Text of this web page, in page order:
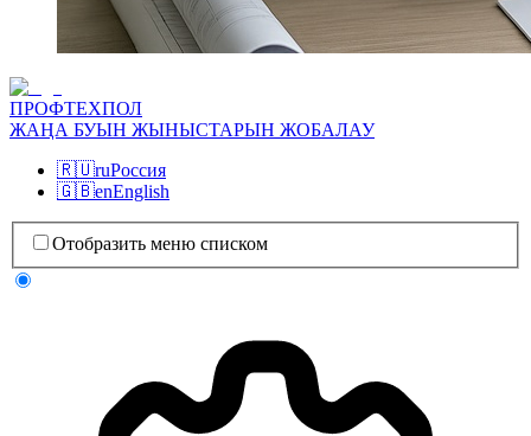
ПРОФТЕХПОЛ
ЖАҢА БУЫН ЖЫНЫСТАРЫН ЖОБАЛАУ
🇷🇺ruРоссия
🇬🇧enEnglish
Отобразить меню списком